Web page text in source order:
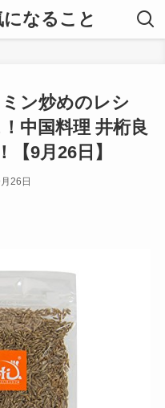
なること
ン炒めのレシ
中国料理 井桁良
9月26日】
26日